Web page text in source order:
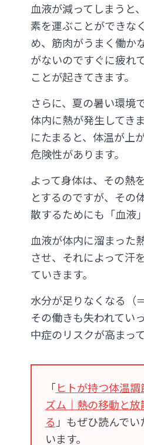
血液が減ってしまうと
素を運ぶことができな
め、筋肉がうまく働か
がないのですぐに疲れ
ことが起きてきます。
さらに、夏の暑い環境
体内に熱が発生してき
にたまると、体温が上
危険性があります。
よって身体は、その熱
とするのですが、その
散するためにも「血液
血液が体内に溜まった
させ、それによって汗
ていきます。
水分が足りなくなる（
その働きも失われてい
中症のリスクが高まっ
「ヒトが持つ体温
ズム｜熱の移動と
る 」もぜひ読んで
います。